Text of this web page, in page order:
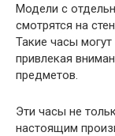
Модели с
смотрятся на
Такие часы могут
привлекая
предметов.
Эти часы не
настоящим